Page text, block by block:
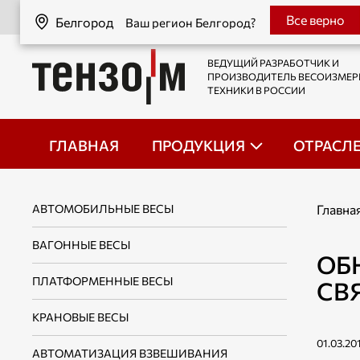
Белгород Ваш регион Белгород?
Белгород Все верно
ВЕДУЩИЙ РАЗРАБОТЧИК И
ПРОИЗВОДИТЕЛЬ
ТЕХНИКИ В РОССИИ
ГЛАВНАЯ ПРОДУКЦИЯ
АВТОМОБИЛЬНЫЕ ВЕСЫ
ВАГОННЫЕ ВЕСЫ
ПЛАТФОРМЕННЫЕ ВЕСЫ
КРАНОВЫЕ ВЕСЫ
АВТОМАТИЗАЦИЯ ВЗВЕШИВАНИЯ